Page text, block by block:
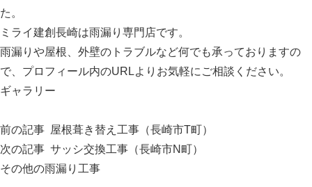
た。
ミライ建創長崎は雨漏り専門店です。
雨漏りや屋根、外壁のトラブルなど何でも承っておりますの
で、プロフィール内のURLよりお気軽にご相談ください。
ギャラリー
前の記事 屋根葺き替え工事（長崎市T町）
次の記事 サッシ交換工事（長崎市N町）
その他の雨漏り工事